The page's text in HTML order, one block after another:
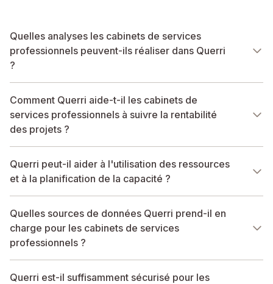
Quelles analyses les cabinets de services
professionnels peuvent-ils réaliser dans Querri
?
Comment Querri aide-t-il les cabinets de
services professionnels à suivre la rentabilité
des projets ?
Querri peut-il aider à l'utilisation des ressources
et à la planification de la capacité ?
Quelles sources de données Querri prend-il en
charge pour les cabinets de services
professionnels ?
Querri est-il suffisamment sécurisé pour les